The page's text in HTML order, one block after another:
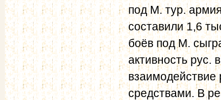
под М. тур.
составили 1,6
боёв под М.
активность рус.
средствами. В